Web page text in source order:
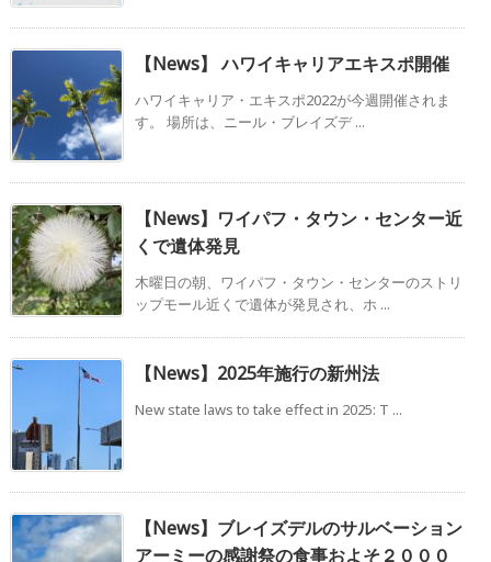
【News】 ハワイキャリアエキスポ開催
ハワイキャリア・エキスポ2022が今週開催されま
す。 場所は、ニール・ブレイズデ ...
【News】ワイパフ・タウン・センター近
くで遺体発見
木曜日の朝、ワイパフ・タウン・センターのストリ
ップモール近くで遺体が発見され、ホ ...
【News】2025年施行の新州法
New state laws to take effect in 2025: T ...
【News】ブレイズデルのサルベーション
アーミーの感謝祭の食事およそ２０００